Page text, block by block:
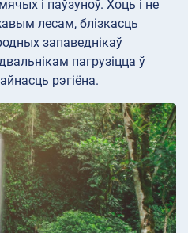
і паўзуноў. Хоць і не
лесам, блізкасць
запаведнікаў
пагрузіцца ў
рэгіёна.